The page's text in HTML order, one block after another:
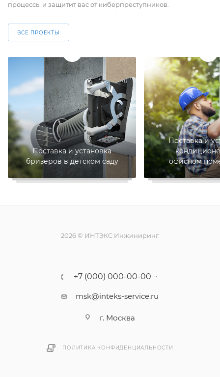
процессы и защитит вас от киберпреступников.
ВСЕ ПРОЕКТЫ
Поставка и установка
бризеров в детском саду
Поставка и
офисном
2026 © ИНТЭКС Инжиниринг.
+7 (000) 000-00-00
msk@inteks-service.ru
г. Москва
ПОЛИТИКА КОНФИДЕНЦИАЛЬНОСТИ